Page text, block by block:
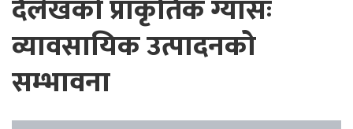
दैलेखको प्राकृतिक ग्यासः
व्यावसायिक उत्पादनको
सम्भावना